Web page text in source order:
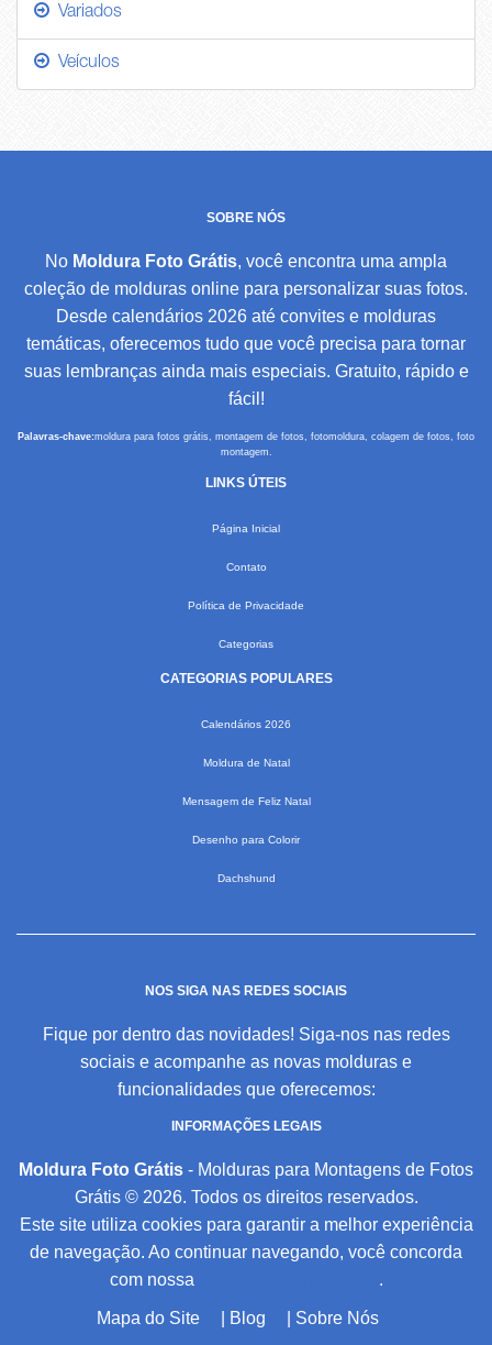
Variados
Veículos
SOBRE NÓS
No Moldura Foto Grátis, você encontra uma ampla
coleção de molduras online para personalizar suas fotos.
Desde calendários 2026 até convites e molduras
temáticas, oferecemos tudo que você precisa para tornar
suas lembranças ainda mais especiais. Gratuito, rápido e
fácil!
Palavras-chave:moldura para fotos grátis, montagem de fotos, fotomoldura, colagem de fotos, foto
montagem.
LINKS ÚTEIS
Página Inicial
Contato
Política de Privacidade
Categorias
CATEGORIAS POPULARES
Calendários 2026
Moldura de Natal
Mensagem de Feliz Natal
Desenho para Colorir
Dachshund
NOS SIGA NAS REDES SOCIAIS
Fique por dentro das novidades! Siga-nos nas redes
sociais e acompanhe as novas molduras e
funcionalidades que oferecemos:
INFORMAÇÕES LEGAIS
Moldura Foto Grátis - Molduras para Montagens de Fotos
Grátis © 2026. Todos os direitos reservados.
Este site utiliza cookies para garantir a melhor experiência
de navegação. Ao continuar navegando, você concorda
com nossa
.
Mapa do Site Blog Sobre Nós